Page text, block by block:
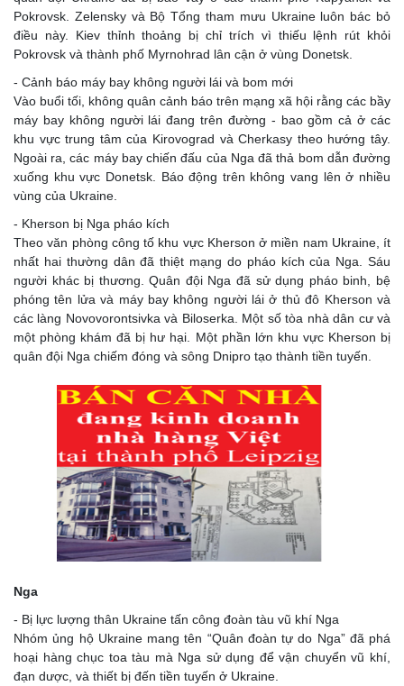
Pokrovsk. Zelensky và Bộ Tổng tham mưu Ukraine luôn bác bỏ
điều này. Kiev thỉnh thoảng bị chỉ trích vì thiếu lệnh rút khỏi
Pokrovsk và thành phố Myrnohrad lân cận ở vùng Donetsk.
- Cảnh báo máy bay không người lái và bom mới
Vào buổi tối, không quân cảnh báo trên mạng xã hội rằng các bầy
máy bay không người lái đang trên đường - bao gồm cả ở các
khu vực trung tâm của Kirovograd và Cherkasy theo hướng tây.
Ngoài ra, các máy bay chiến đấu của Nga đã thả bom dẫn đường
xuống khu vực Donetsk. Báo động trên không vang lên ở nhiều
vùng của Ukraine.
- Kherson bị Nga pháo kích
Theo văn phòng công tố khu vực Kherson ở miền nam Ukraine, ít
nhất hai thường dân đã thiệt mạng do pháo kích của Nga. Sáu
người khác bị thương. Quân đội Nga đã sử dụng pháo binh, bệ
phóng tên lửa và máy bay không người lái ở thủ đô Kherson và
các làng Novovorontsivka và Biloserka. Một số tòa nhà dân cư và
một phòng khám đã bị hư hại. Một phần lớn khu vực Kherson bị
quân đội Nga chiếm đóng và sông Dnipro tạo thành tiền tuyến.
Nga
- Bị lực lượng thân Ukraine tấn công đoàn tàu vũ khí Nga
Nhóm ủng hộ Ukraine mang tên “Quân đoàn tự do Nga” đã phá
hoại hàng chục toa tàu mà Nga sử dụng để vận chuyển vũ khí,
đạn dược, và thiết bị đến tiền tuyến ở Ukraine.